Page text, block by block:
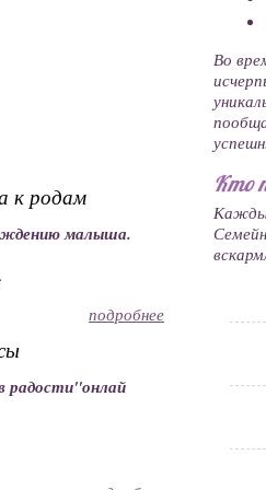
к родам
малыша.
подробнее
радости"онлай
Во
Кто